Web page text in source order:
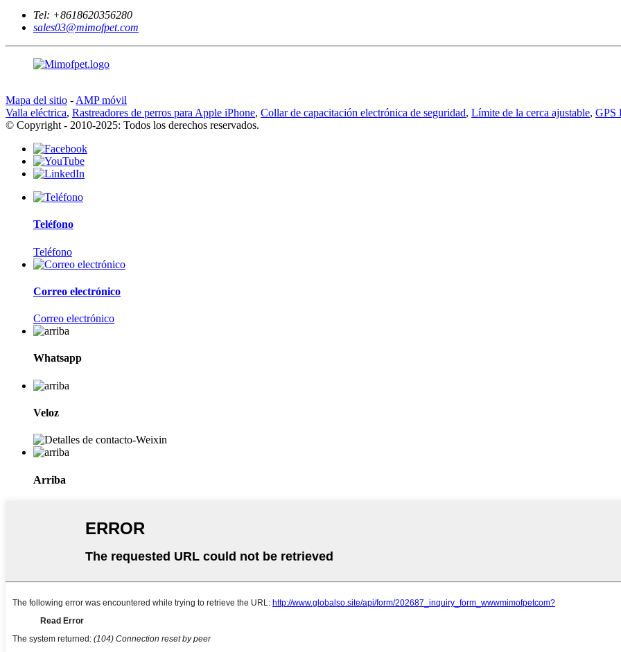
Tel: +8618620356280
sales03@mimofpet.com
Mapa del sitio - AMP móvil
Valla eléctrica, Rastreadores de perros para Apple iPhone, Collar de capacitación electrónica de seguridad, Límite de la cerca ajustable, GPS
© Copyright - 2010-2025: Todos los derechos reservados.
Teléfono
Teléfono
Correo electrónico
Correo electrónico
Whatsapp
Veloz
Arriba